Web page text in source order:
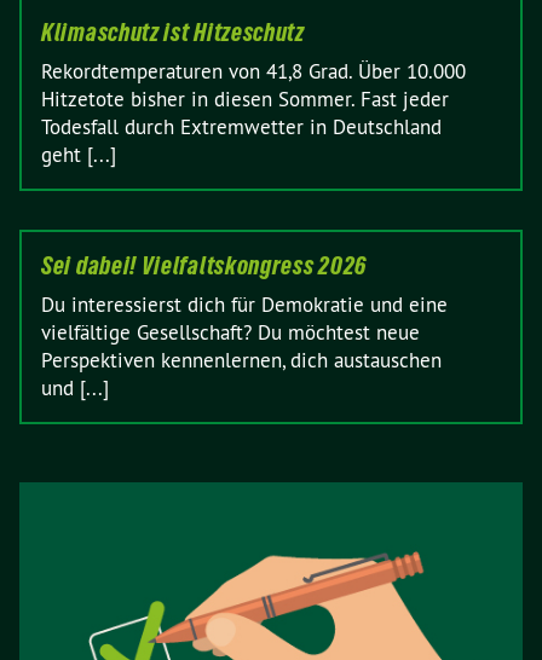
Klimaschutz ist Hitzeschutz
Rekordtemperaturen von 41,8 Grad. Über 10.000
Hitzetote bisher in diesen Sommer. Fast jeder
Todesfall durch Extremwetter in Deutschland
geht [...]
Sei dabei! Vielfaltskongress 2026
Du interessierst dich für Demokratie und eine
vielfältige Gesellschaft? Du möchtest neue
Perspektiven kennenlernen, dich austauschen
und [...]